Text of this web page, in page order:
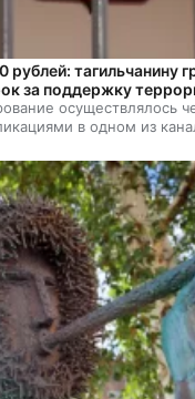
рублей: тагильчанину
за поддержку
осуществлялось
в одном из